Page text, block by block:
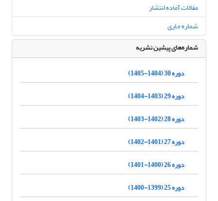
مقالات آماده انتشار
شماره جاری
شماره‌های پیشین نشریه
دوره 30 (1404-1405)
دوره 29 (1403-1404)
دوره 28 (1402-1403)
دوره 27 (1401-1402)
دوره 26 (1400-1401)
دوره 25 (1399-1400)